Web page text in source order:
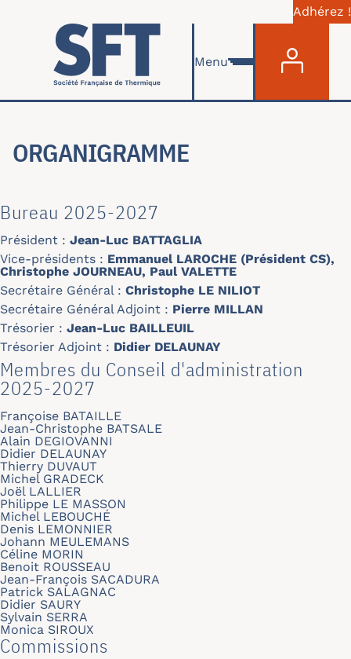
Skip to main content
Adhérez !
Menu
ORGANIGRAMME
Bureau 2025-2027
Président : Jean-Luc BATTAGLIA
Vice-présidents : Emmanuel LAROCHE (Président CS),
Christophe JOURNEAU, Paul VALETTE
Secrétaire Général : Christophe LE NILIOT
Secrétaire Général Adjoint : Pierre MILLAN
Trésorier : Jean-Luc BAILLEUIL
Trésorier Adjoint : Didier DELAUNAY
Membres du Conseil d'administration
2025-2027
Françoise BATAILLE
Jean-Christophe BATSALE
Alain DEGIOVANNI
Didier DELAUNAY
Thierry DUVAUT
Michel GRADECK
Joël LALLIER
Philippe LE MASSON
Michel LEBOUCHÉ
Denis LEMONNIER
Johann MEULEMANS
Céline MORIN
Benoit ROUSSEAU
Jean-François SACADURA
Patrick SALAGNAC
Didier SAURY
Sylvain SERRA
Monica SIROUX
Commissions